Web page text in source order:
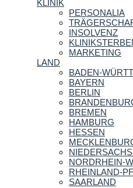
KLINIK
PERSONALIA
INSOLVENZ
MARKETING
LAND
BADEN-
BAYERN
BERLIN
BREMEN
HAMBURG
HESSEN
NORDRHEIN-
RHEINLAND-
SAARLAND